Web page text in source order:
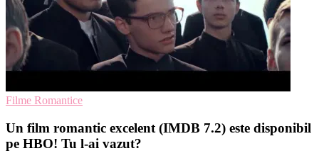
Filme Romantice
Un film romantic excelent (IMDB 7.2) este disponibil
pe HBO! Tu l-ai vazut?